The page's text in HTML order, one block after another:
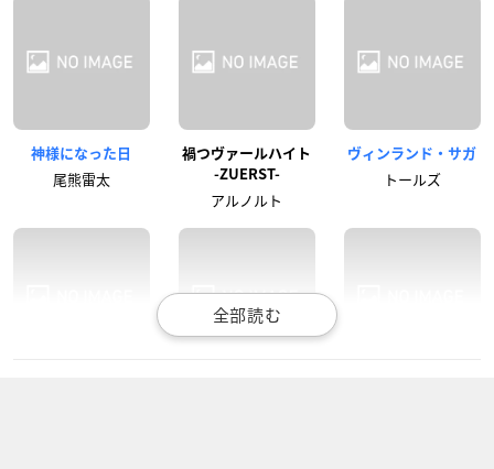
神様になった日
尾熊雷太
禍つヴァールハイト
-ZUERST-
アルノルト
ヴィンランド・サガ
トールズ